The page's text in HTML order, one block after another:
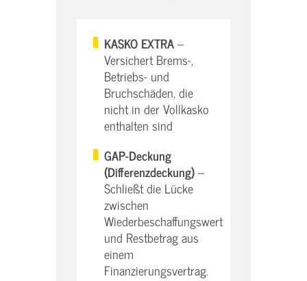
KASKO EXTRA–
Versichert Brems-,
Betriebs- und
Bruchschäden, die
nicht in der Vollkasko
enthalten sind
GAP-Deckung
(Differenzdeckung)–
Schließt die Lücke
zwischen
Wiederbeschaffungswert
und Restbetrag aus
einem
Finanzierungsvertrag.